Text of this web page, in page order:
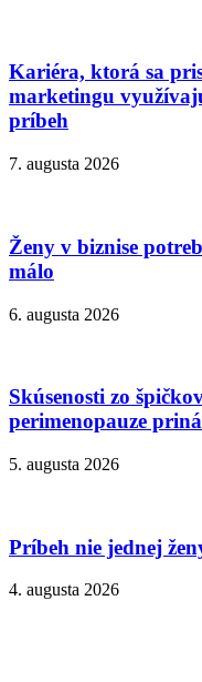
Kariéra, ktorá sa
marketingu
príbeh
7. augusta 2026
Ženy v biznise
málo
6. augusta 2026
Skúsenosti zo
perimenopauze
5. augusta 2026
Príbeh nie jednej
4. augusta 2026